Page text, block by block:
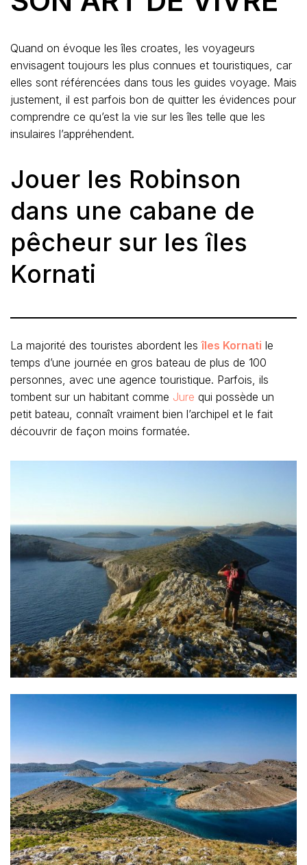
Quand on évoque les îles croates, les voyageurs
envisagent toujours les plus connues et touristiques, car
elles sont référencées dans tous les guides voyage. Mais
justement, il est parfois bon de quitter les évidences pour
comprendre ce qu’est la vie sur les îles telle que les
insulaires l’appréhendent.
Jouer les Robinson
dans une cabane de
pêcheur sur les îles
Kornati
La majorité des touristes abordent lesîles Kornati le
temps d’une journée en gros bateau de plus de 100
personnes, avec une agence touristique. Parfois, ils
tombent sur un habitant comme Jure qui possède un
petit bateau, connaît vraiment bien l’archipel et le fait
découvrir de façon moins formatée.